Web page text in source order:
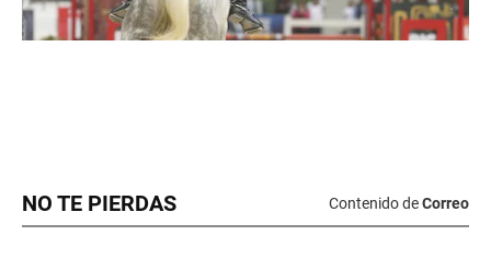
NO TE PIERDAS Contenido deCorreo